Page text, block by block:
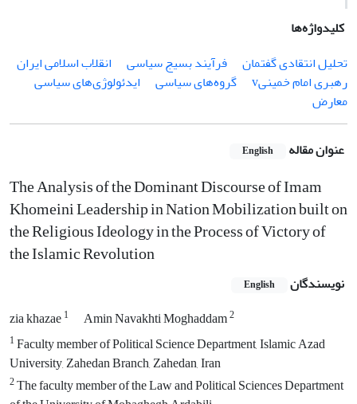
کلیدواژه‌ها
تحلیل انتقادی گفتمان
فرآیند بسیج ‌سیاسی
انقلاب ‌اسلامی ایران
رهبری امام‌ خمینیv
گروه­‌های سیاسی
ایدئولوژی­‌های سیاسی
معارض
عنوان مقاله English
The Analysis of the Dominant Discourse of Imam
Khomeini Leadership in Nation Mobilization built on
the Religious Ideology in the Process of Victory of
the Islamic Revolution
نویسندگان English
zia khazae1 Amin Navakhti Moghaddam2
1Faculty member of Political Science Department, Islamic Azad
University, Zahedan Branch, Zahedan, Iran
2The faculty member of the Law and Political Sciences Department